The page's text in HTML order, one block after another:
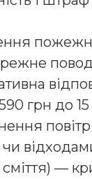
грн до 15
—